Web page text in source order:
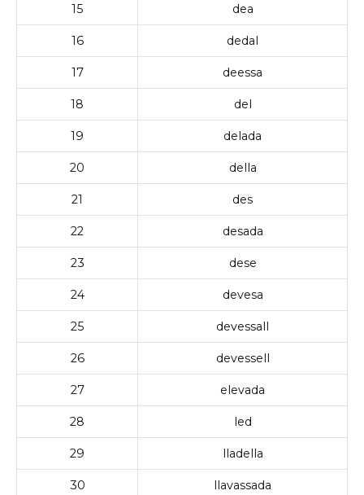
15 dea
16 dedal
17 deessa
18 del
19 delada
20 della
21 des
22 desada
23 dese
24 devesa
25 devessall
26 devessell
27 elevada
28 led
29 lladella
30 llavassada